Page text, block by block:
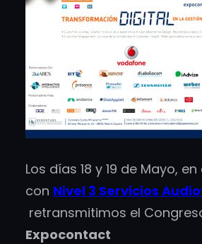
Los días 18 y 19 de Mayo,
con Nivel 3 Servicios
retransmitimos el
Expocontact